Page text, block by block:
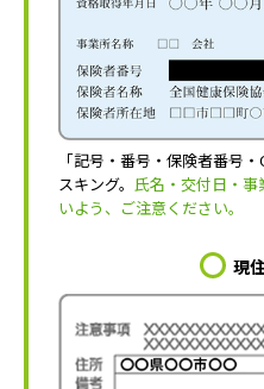
「記号・番号・保険者番号
スキング。 氏名・交付日・
いよう、ご注意ください。
現